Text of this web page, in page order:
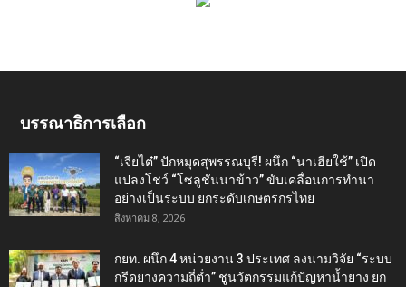
บรรณาธิการเลือก
“เจียไต๋” ปักหมุดสุพรรณบุรี! ผนึก “นาเฮียใช้” เปิด
แปลงโชว์ “โซลูชันนาข้าว” ขับเคลื่อนการทำนา
อย่างเป็นระบบ ยกระดับเกษตรกรไทย
สิงหาคม 8, 2026
กยท. ผนึก 4 หน่วยงาน 3 ประเทศ ลงนามวิจัย “ระบบ
กรีดยางความถี่ต่ำ” ชูนวัตกรรมแก้ปัญหาน้ำยาง ยก